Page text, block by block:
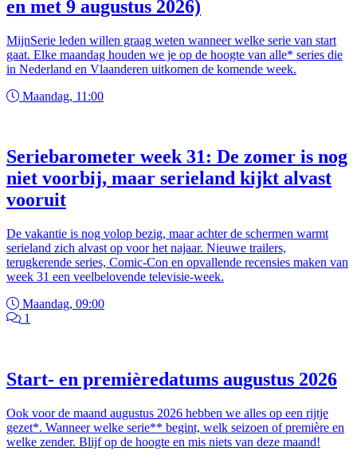
en met 9 augustus 2026)
MijnSerie leden willen graag weten wanneer welke serie van start
gaat. Elke maandag houden we je op de hoogte van alle* series die
in Nederland en Vlaanderen uitkomen de komende week.
Maandag, 11:00
Seriebarometer week 31: De zomer is nog
niet voorbij, maar serieland kijkt alvast
vooruit
De vakantie is nog volop bezig, maar achter de schermen warmt
serieland zich alvast op voor het najaar. Nieuwe trailers,
terugkerende series, Comic-Con en opvallende recensies maken van
week 31 een veelbelovende televisie-week.
Maandag, 09:00
1
Start- en premièredatums augustus 2026
Ook voor de maand augustus 2026 hebben we alles op een rijtje
gezet*. Wanneer welke serie** begint, welk seizoen of première en
welke zender. Blijf op de hoogte en mis niets van deze maand!